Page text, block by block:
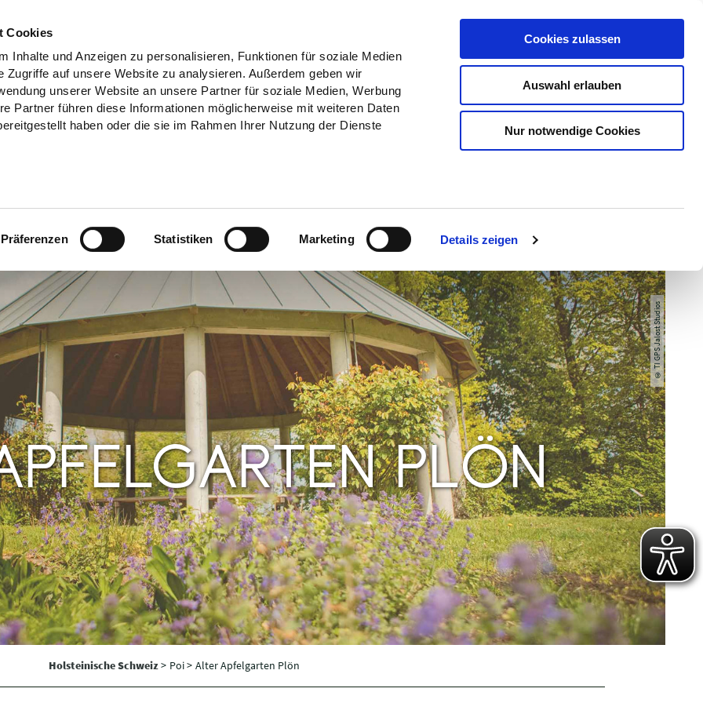
Cookies
Inhalte und Anzeigen zu personalisieren, Funktionen für soziale Medien
Zugriffe auf unsere Website zu analysieren. Außerdem geben wir
unserer Website an unsere Partner für soziale Medien, Werbung
Partner führen diese Informationen möglicherweise mit weiteren Daten
haben oder die sie im Rahmen Ihrer Nutzung der Dienste
Präferenzen Statistiken Marketing Details zeigen
Cookies zulassen
Auswahl erlauben
Nur notwendige Cookies
Erlebnisse Buchen
© TI GPS Jalost Studios
PLÖN
Holsteinische Schweiz> Poi > Alter Apfelgarten Plön